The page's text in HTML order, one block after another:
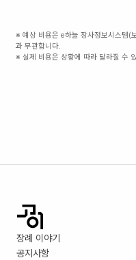
※ 예상 비용은 e하늘 장사정보시스템(
과 무관합니다.
※ 실제 비용은 상황에 따라 달라질 수
장례 이야기
공지사항